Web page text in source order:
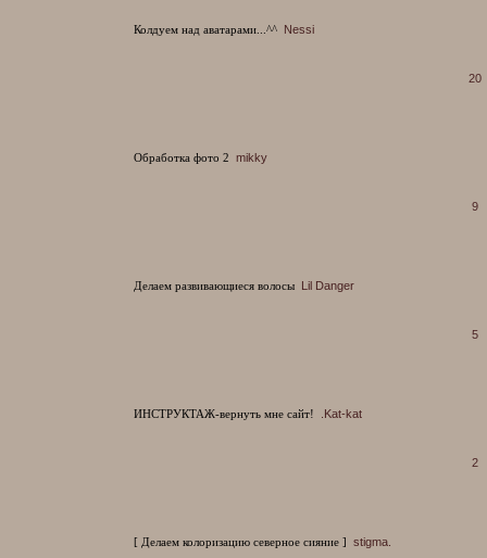
Колдуем над аватарами...^^ Nessi
20
Обработка фото 2 mikky
9
Делаем развивающиеся волосы Lil Danger
5
ИНСТРУКТАЖ-вернуть мне сайт! .Kat-kat
2
[ Делаем колоризацию северное сияние ] stigma.